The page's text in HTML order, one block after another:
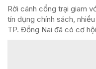
Rời cánh cổng trại giam
tín dụng chính sách,
TP. Đồng Nai đã có cơ